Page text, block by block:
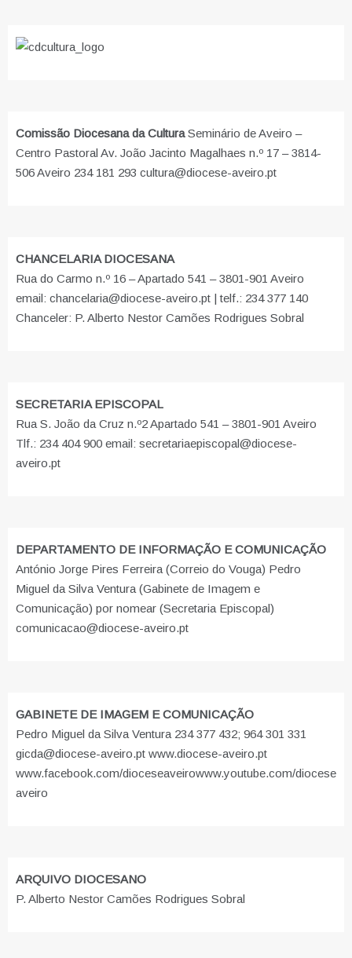
Comissão Diocesana da CulturaSeminário de Aveiro –
Centro Pastoral Av. João Jacinto Magalhaes n.º 17 – 3814-
506 Aveiro 234 181 293 cultura@diocese-aveiro.pt
CHANCELARIA DIOCESANA
Rua do Carmo n.º 16 – Apartado 541 – 3801-901 Aveiro
email: chancelaria@diocese-aveiro.pt | telf.: 234 377 140
Chanceler: P. Alberto Nestor Camões Rodrigues Sobral
SECRETARIA EPISCOPAL
Rua S. João da Cruz n.º2 Apartado 541 – 3801-901 Aveiro
Tlf.: 234 404 900 email: secretariaepiscopal@diocese-
aveiro.pt
DEPARTAMENTO DE INFORMAÇÃO E COMUNICAÇÃO
António Jorge Pires Ferreira (Correio do Vouga) Pedro
Miguel da Silva Ventura (Gabinete de Imagem e
Comunicação) por nomear (Secretaria Episcopal)
comunicacao@diocese-aveiro.pt
GABINETE DE IMAGEM E COMUNICAÇÃO
Pedro Miguel da Silva Ventura 234 377 432; 964 301 331
gicda@diocese-aveiro.pt www.diocese-aveiro.pt
www.facebook.com/dioceseaveirowww.youtube.com/diocese
aveiro
ARQUIVO DIOCESANO
P. Alberto Nestor Camões Rodrigues Sobral